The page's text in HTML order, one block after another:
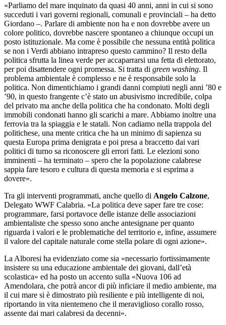
«Parliamo del mare inquinato da quasi 40 anni, anni in cui si sono
succeduti i vari governi regionali, comunali e provinciali – ha detto
Giordano –. Parlare di ambiente non ha e non dovrebbe avere un
colore politico, dovrebbe nascere spontaneo a chiunque occupi un
posto istituzionale. Ma come è possibile che nessuna entità politica
se non i Verdi abbiano intrapreso questo cammino? Il resto della
politica sfrutta la linea verde per accaparrarsi una fetta di elettorato,
per poi disattendere ogni promessa. Si tratta di green washing. Il
problema ambientale è complesso e ne è responsabile solo la
politica. Non dimentichiamo i grandi danni compiuti negli anni ’80 e
’90, in questo frangente c’è stato un abusivismo incredibile, colpa
del privato ma anche della politica che ha condonato. Molti degli
immobili condonati hanno gli scarichi a mare. Abbiamo inoltre una
ferrovia tra la spiaggia e le statali. Non cadiamo nella trappola del
politichese, una mente critica che ha un minimo di sapienza su
questa Europa prima denigrata e poi presa a braccetto dai vari
politici di turno sa riconoscere gli errori fatti. Le elezioni sono
imminenti – ha terminato – spero che la popolazione calabrese
sappia fare tesoro e cultura di questa memoria e si esprima a
dovere».
Tra gli interventi programmati, anche quello di Angelo Calzone,
Delegato WWF Calabria. «La politica deve saper fare tre cose:
programmare, farsi portavoce delle istanze delle associazioni
ambientaliste che spesso sono anche antesignane per quanto
riguarda i valori e le problematiche del territorio e, infine, assumere
il valore del capitale naturale come stella polare di ogni azione».
La Alboresi ha evidenziato come sia «necessario fortissimamente
insistere su una educazione ambientale dei giovani, dall’età
scolastica» ed ha posto un accento sulla «Nuova 106 ad
Amendolara, che potrà ancor di più inficiare il medio ambiente, ma
il cui mare si è dimostrato più resiliente e più intelligente di noi,
riportando in vita nientemeno che il meraviglioso corallo rosso,
assente dai mari calabresi da decenni».